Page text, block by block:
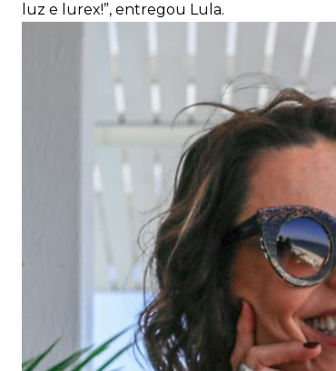
luz e lurex!”, entregou